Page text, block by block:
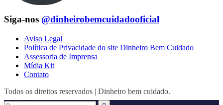
Siga-nos @dinheirobemcuidadooficial
Aviso Legal
Política de Privacidade do site Dinheiro Bem Cuidado
Assessoria de Imprensa
Mídia Kit
Contato
Todos os direitos reservados | Dinheiro bem cuidado.